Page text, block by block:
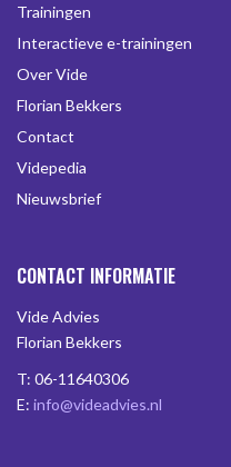
Trainingen
Interactieve e-trainingen
Over Vide
Florian Bekkers
Contact
Videpedia
Nieuwsbrief
CONTACT INFORMATIE
Vide Advies
Florian Bekkers
T: 06-11640306
E: info@videadvies.nl